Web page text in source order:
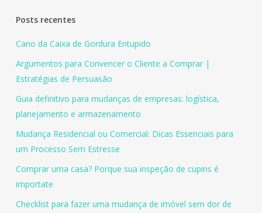
Posts recentes
Cano da Caixa de Gordura Entupido
Argumentos para Convencer o Cliente a Comprar |
Estratégias de Persuasão
Guia definitivo para mudanças de empresas: logística,
planejamento e armazenamento
Mudança Residencial ou Comercial: Dicas Essenciais para
um Processo Sem Estresse
Comprar uma casa? Porque sua inspeção de cupins é
importate
Checklist para fazer uma mudança de imóvel sem dor de